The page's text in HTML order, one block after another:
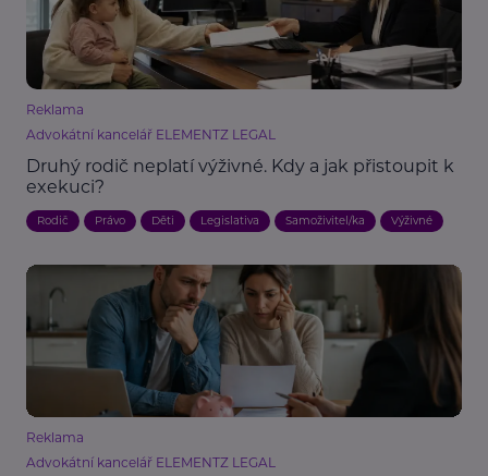
Reklama
Advokátní kancelář ELEMENTZ LEGAL
Druhý rodič neplatí výživné. Kdy a jak přistoupit k
exekuci?
Rodič Právo Děti Legislativa Samoživitel/ka Výživné
Reklama
Advokátní kancelář ELEMENTZ LEGAL